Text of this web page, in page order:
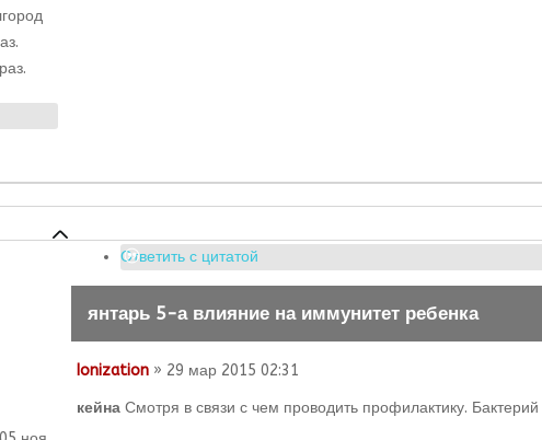
Ответить с цитатой
янтарь 5-а влияние на иммунитет ребенка
Ionization » 29 мар 2015 02:31
кейна Смотря в связи с чем проводить профилактику.